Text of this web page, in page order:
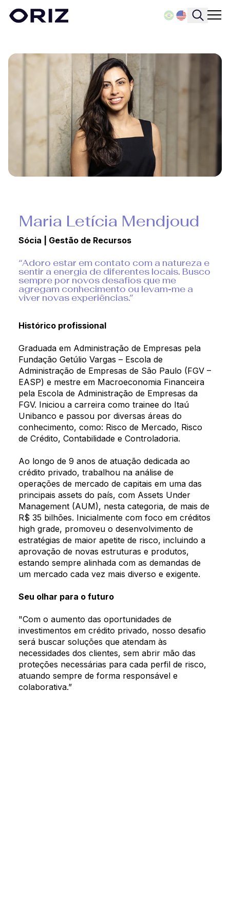
Who we are
Our team
Our solutions
Oriz content
What are you looking for?
Search by keyword or subject
Maria Letícia Mendjoud
Sócia | Gestão de Recursos
“Adoro estar em contato com a natureza e
sentir a energia de diferentes locais. Busco
sempre por novos desafios que me
agregam conhecimento ou levam-me a
viver novas experiências.”
Histórico profissional
Graduada em Administração de Empresas pela
Fundação Getúlio Vargas – Escola de
Administração de Empresas de São Paulo (FGV –
EASP) e mestre em Macroeconomia Financeira
pela Escola de Administração de Empresas da
FGV. Iniciou a carreira como trainee do Itaú
Unibanco e passou por diversas áreas do
conhecimento, como: Risco de Mercado, Risco
de Crédito, Contabilidade e Controladoria.
Ao longo de 9 anos de atuação dedicada ao
crédito privado, trabalhou na análise de
operações de mercado de capitais em uma das
principais assets do país, com Assets Under
Management (AUM), nesta categoria, de mais de
R$ 35 bilhões. Inicialmente com foco em créditos
high grade, promoveu o desenvolvimento de
estratégias de maior apetite de risco, incluindo a
aprovação de novas estruturas e produtos,
estando sempre alinhada com as demandas de
um mercado cada vez mais diverso e exigente.
Seu olhar para o futuro
"Com o aumento das oportunidades de
investimentos em crédito privado, nosso desafio
será buscar soluções que atendam às
necessidades dos clientes, sem abrir mão das
proteções necessárias para cada perfil de risco,
atuando sempre de forma responsável e
colaborativa.”